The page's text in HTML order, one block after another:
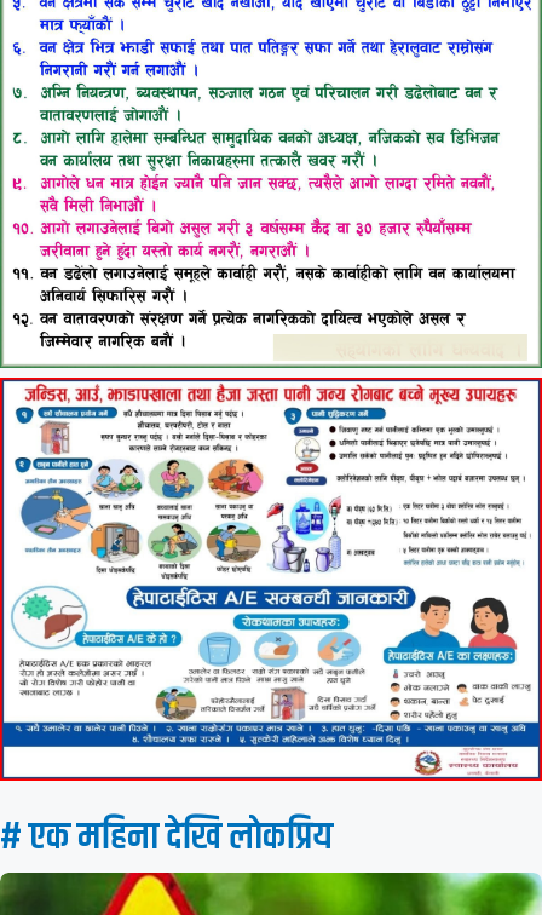
# एक महिना देखि लाेकप्रिय